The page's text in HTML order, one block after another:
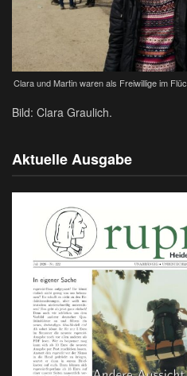
Clara und Martin waren als Freiwillige im
Bild: Clara Graulich.
Aktuelle Ausgabe